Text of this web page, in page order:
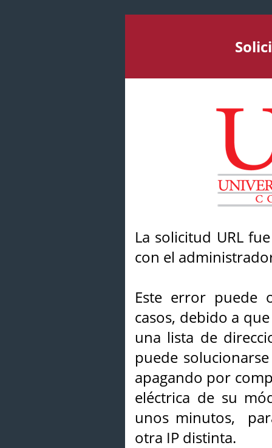
La solicitud URL
con el
Este error puede
casos, debido a
una lista de
puede
apagando por
eléctrica de su
unos minutos,
otra IP distinta.